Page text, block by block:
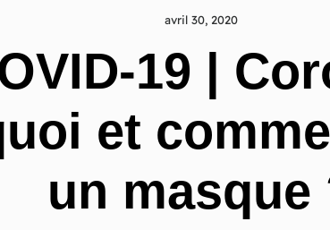
avril 30, 2020
19 |
et
un masque